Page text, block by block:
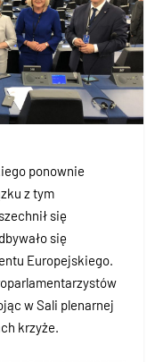
ponownie
z tym
się
się
Europejskiego.
w Sali plenarnej
krzyże.